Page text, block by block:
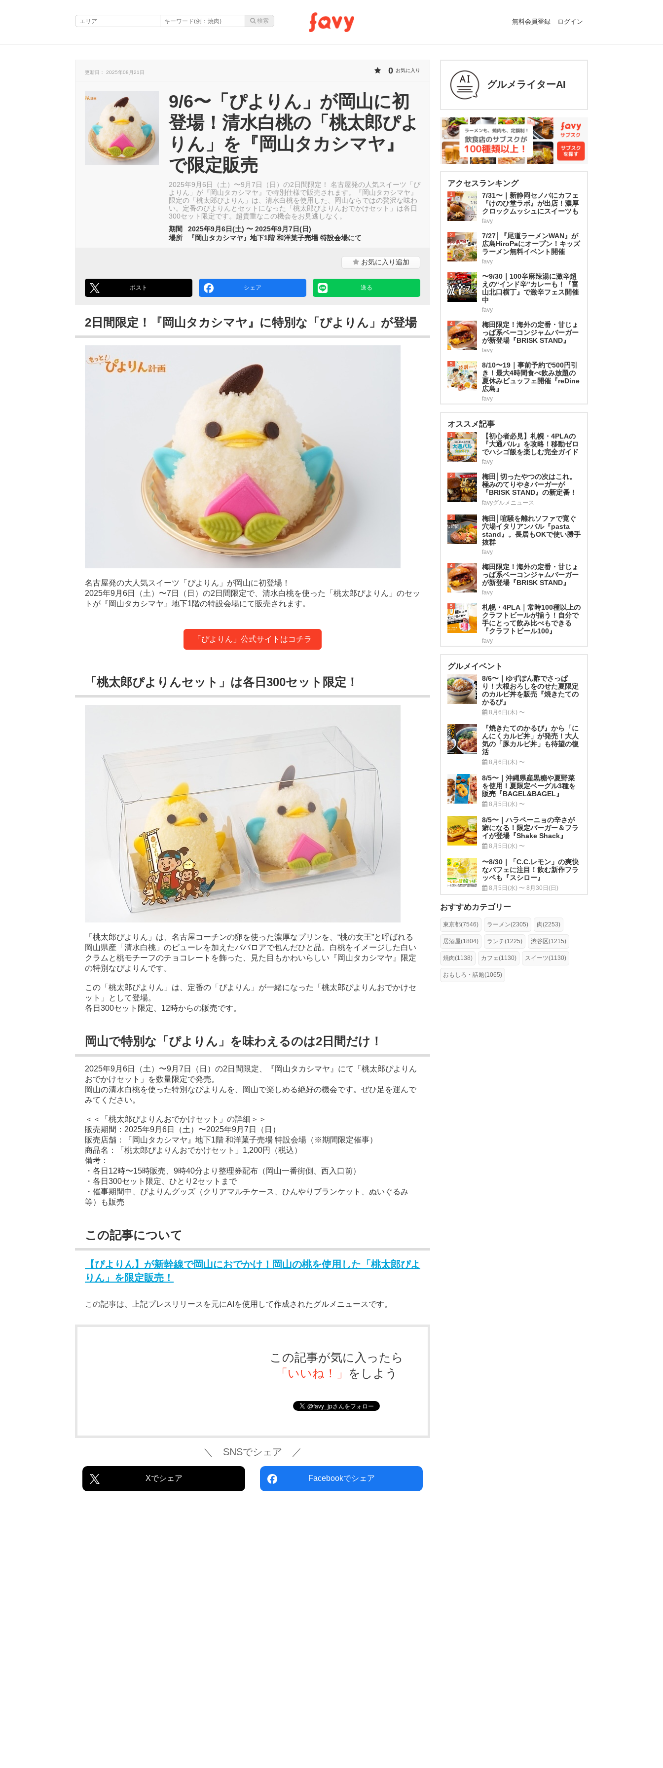
無料会員登録 ログイン
更新日： 2025年08月21日 0 お気に入り
9/6〜「ぴよりん」が岡山に初
登場！清水白桃の「桃太郎ぴよ
りん」を『岡山タカシマヤ』
で限定販売
2025年9月6日（土）〜9月7日（日）の2日間限定！ 名古屋発の人気スイーツ「ぴ
よりん」が『岡山タカシマヤ』で特別仕様で販売されます。『岡山タカシマヤ』
限定の「桃太郎ぴよりん」は、清水白桃を使用した、岡山ならではの贅沢な味わ
い。定番のぴよりんとセットになった「桃太郎ぴよりんおでかけセット」は各日
300セット限定です。超貴重なこの機会をお見逃しなく。
期間
2025年9月6日(土) 〜 2025年9月7日(日)
場所
『岡山タカシマヤ』地下1階 和洋菓子売場 特設会場にて
お気に入り追加
ポスト シェア 送る
2日間限定！『岡山タカシマヤ』に特別な「ぴよりん」が登場
名古屋発の大人気スイーツ「ぴよりん」が岡山に初登場！
2025年9月6日（土）〜7日（日）の2日間限定で、清水白桃を使った「桃太郎ぴよりん」のセッ
トが『岡山タカシマヤ』地下1階の特設会場にて販売されます。
「ぴよりん」公式サイトはコチラ
「桃太郎ぴよりんセット」は各日300セット限定！
「桃太郎ぴよりん」は、名古屋コーチンの卵を使った濃厚なプリンを、“桃の女王”と呼ばれる
岡山県産「清水白桃」のピューレを加えたババロアで包んだひと品。白桃をイメージした白い
クラムと桃モチーフのチョコレートを飾った、見た目もかわいらしい『岡山タカシマヤ』限定
の特別なぴよりんです。
この「桃太郎ぴよりん」は、定番の「ぴよりん」が一緒になった「桃太郎ぴよりんおでかけセ
ット」として登場。
各日300セット限定、12時からの販売です。
岡山で特別な「ぴよりん」を味わえるのは2日間だけ！
2025年9月6日（土）〜9月7日（日）の2日間限定、『岡山タカシマヤ』にて「桃太郎ぴよりん
おでかけセット」を数量限定で発売。
岡山の清水白桃を使った特別なぴよりんを、岡山で楽しめる絶好の機会です。ぜひ足を運んで
みてください。
＜＜「桃太郎ぴよりんおでかけセット」の詳細＞＞
販売期間：2025年9月6日（土）〜2025年9月7日（日）
販売店舗：『岡山タカシマヤ』地下1階 和洋菓子売場 特設会場（※期間限定催事）
商品名：「桃太郎ぴよりんおでかけセット」1,200円（税込）
備考：
・各日12時〜15時販売、9時40分より整理券配布（岡山一番街側、西入口前）
・各日300セット限定、ひとり2セットまで
・催事期間中、ぴよりんグッズ（クリアマルチケース、ひんやりブランケット、ぬいぐるみ
等）も販売
この記事について
【ぴよりん】が新幹線で岡山におでかけ！岡山の桃を使用した「桃太郎ぴよ
りん」を限定販売！
この記事は、上記プレスリリースを元にAIを使用して作成されたグルメニュースです。
この記事が気に入ったら
「いいね！」 をしよう
＼ SNSでシェア ／
Xでシェア Facebookでシェア
グルメライターAI
アクセスランキング
1
7/31〜｜新静岡セノバにカフェ
『けのひ堂ラボ』が出店！濃厚
クロックムッシュにスイーツも
favy
2
7/27│『尾道ラーメンWAN』が
広島HiroPaにオープン！キッズ
ラーメン無料イベント開催
favy
3
〜9/30｜100辛麻辣湯に激辛超
えの“インド辛”カレーも！『富
山北口横丁』で激辛フェス開催
中
favy
4
梅田限定！海外の定番・甘じょ
っぱ系ベーコンジャムバーガー
が新登場『BRISK STAND』
favy
5
8/10〜19｜事前予約で500円引
き！最大4時間食べ飲み放題の
夏休みビュッフェ開催『reDine
広島』
favy
オススメ記事
1
【初心者必見】札幌・4PLAの
『大通バル』を攻略！移動ゼロ
でハシゴ飯を楽しむ完全ガイド
favy
2
梅田│切ったやつの次はこれ。
極みのてりやきバーガーが
『BRISK STAND』の新定番！
favyグルメニュース
3
梅田│喧騒を離れソファで寛ぐ
穴場イタリアンバル『pasta
stand』。長居もOKで使い勝手
抜群
favy
4
梅田限定！海外の定番・甘じょ
っぱ系ベーコンジャムバーガー
が新登場『BRISK STAND』
favy
5
札幌・4PLA｜常時100種以上の
クラフトビールが揃う！自分で
手にとって飲み比べもできる
『クラフトビール100』
favy
グルメイベント
8/6〜｜ゆずぽん酢でさっぱ
り！大根おろしをのせた夏限定
のカルビ丼を販売『焼きたての
かるび』
8月6日(木) 〜
『焼きたてのかるび』から「に
んにくカルビ丼」が発売！大人
気の「豚カルビ丼」も待望の復
活
8月6日(木) 〜
8/5〜｜沖縄県産黒糖や夏野菜
を使用！夏限定ベーグル3種を
販売『BAGEL&BAGEL』
8月5日(水) 〜
8/5〜｜ハラペーニョの辛さが
癖になる！限定バーガー＆フラ
イが登場『Shake Shack』
8月5日(水) 〜
〜8/30｜「C.C.レモン」の爽快
なパフェに注目！飲む新作フラ
ッペも『スシロー』
8月5日(水) 〜 8月30日(日)
おすすめカテゴリー
東京都(7546) ラーメン(2305) 肉(2253)
居酒屋(1804) ランチ(1225) 渋谷区(1215)
焼肉(1138) カフェ(1130) スイーツ(1130)
おもしろ・話題(1065)